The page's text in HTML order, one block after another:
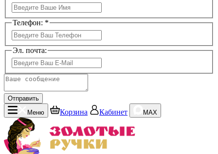
Телефон: *
Эл. почта:
Отправить
Меню
Корзина Кабинет MAX